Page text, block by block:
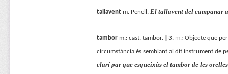
tallaventm. Penell. El tallavent del campanar
tamborm.: cast. tambor. ∥3. m.: Objecte que
circumstància és semblant al dit instrument de
clarí par que esqueixàs el tambor de les orelles